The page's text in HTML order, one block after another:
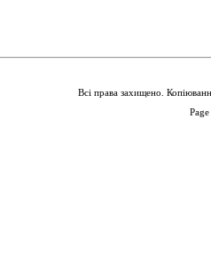
Всі права захищено.